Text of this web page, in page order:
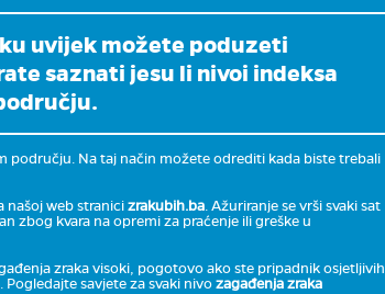
uvijek možete poduzeti
saznati jesu li nivoi indeksa
području. Na taj način možete odrediti kada biste trebali
našoj web stranicizrakubih.ba. Ažuriranje se vrši svaki sat
zbog kvara na opremi za praćenje ili greške u
zraka visoki, pogotovo ako ste pripadnik osjetljivih
savjete za svaki nivozagađenja zraka